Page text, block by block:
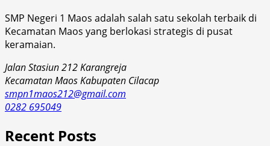
SMP Negeri 1 Maos adalah salah satu sekolah terbaik di
Kecamatan Maos yang berlokasi strategis di pusat
keramaian.
Jalan Stasiun 212 Karangreja
Kecamatan Maos Kabupaten Cilacap
smpn1maos212@gmail.com
0282 695049
Recent Posts